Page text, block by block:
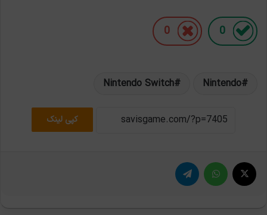
0
0
Nintendo
Nintendo Switch
کپی لینک